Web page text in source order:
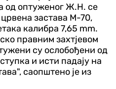
од оптуженог Ж.Н. се
застава М-70,
калибра 7,65 mm.
правним захтјевом
су ослобођени од
и исти падају на
саопштено је из